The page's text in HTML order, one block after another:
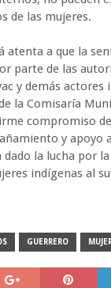
de las mujeres.
atenta a que la
parte de las
y demás actores
la Comisaría
compromiso
y apoyo
la lucha por
indígenas al
GUERRERO